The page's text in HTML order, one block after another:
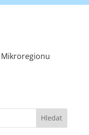
Mikroregionu